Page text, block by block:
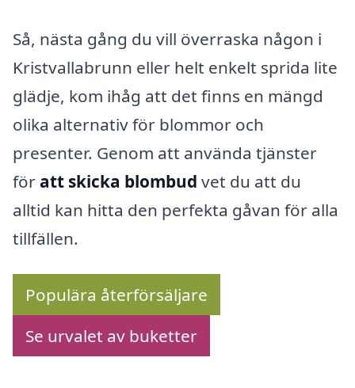
Så, nästa gång du vill överraska någon i
Kristvallabrunn eller helt enkelt sprida lite
glädje, kom ihåg att det finns en mängd
olika alternativ för blommor och
presenter. Genom att använda tjänster
för att skicka blombud vet du att du
alltid kan hitta den perfekta gåvan för alla
tillfällen.
Populära återförsäljare
Se urvalet av buketter